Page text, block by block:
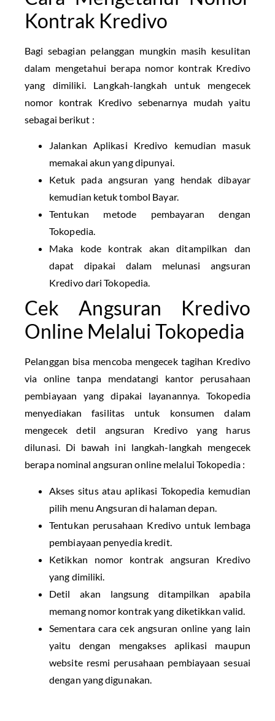
Kontrak Kredivo
Bagi sebagian pelanggan mungkin masih kesulitan
dalam mengetahui berapa nomor kontrak Kredivo
yang dimiliki. Langkah-langkah untuk mengecek
nomor kontrak Kredivo sebenarnya mudah yaitu
sebagai berikut :
Jalankan Aplikasi Kredivo kemudian masuk
memakai akun yang dipunyai.
Ketuk pada angsuran yang hendak dibayar
kemudian ketuk tombol Bayar.
Tentukan metode pembayaran dengan
Tokopedia.
Maka kode kontrak akan ditampilkan dan
dapat dipakai dalam melunasi angsuran
Kredivo dari Tokopedia.
Cek Angsuran Kredivo
Online Melalui Tokopedia
Pelanggan bisa mencoba mengecek tagihan Kredivo
via online tanpa mendatangi kantor perusahaan
pembiayaan yang dipakai layanannya. Tokopedia
menyediakan fasilitas untuk konsumen dalam
mengecek detil angsuran Kredivo yang harus
dilunasi. Di bawah ini langkah-langkah mengecek
berapa nominal angsuran online melalui Tokopedia :
Akses situs atau aplikasi Tokopedia kemudian
pilih menu Angsuran di halaman depan.
Tentukan perusahaan Kredivo untuk lembaga
pembiayaan penyedia kredit.
Ketikkan nomor kontrak angsuran Kredivo
yang dimiliki.
Detil akan langsung ditampilkan apabila
memang nomor kontrak yang diketikkan valid.
Sementara cara cek angsuran online yang lain
yaitu dengan mengakses aplikasi maupun
website resmi perusahaan pembiayaan sesuai
dengan yang digunakan.